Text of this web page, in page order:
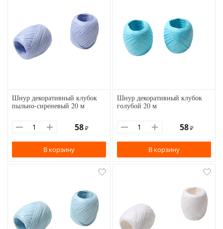
Шнур декоративный клубок
пыльно-сиреневый 20 м
58 ₽
В корзину
Шнур декоративный клубок
голубой 20 м
58 ₽
В корзину